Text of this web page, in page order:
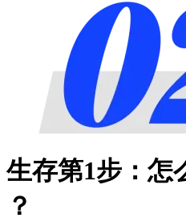
生存第1步：怎
？